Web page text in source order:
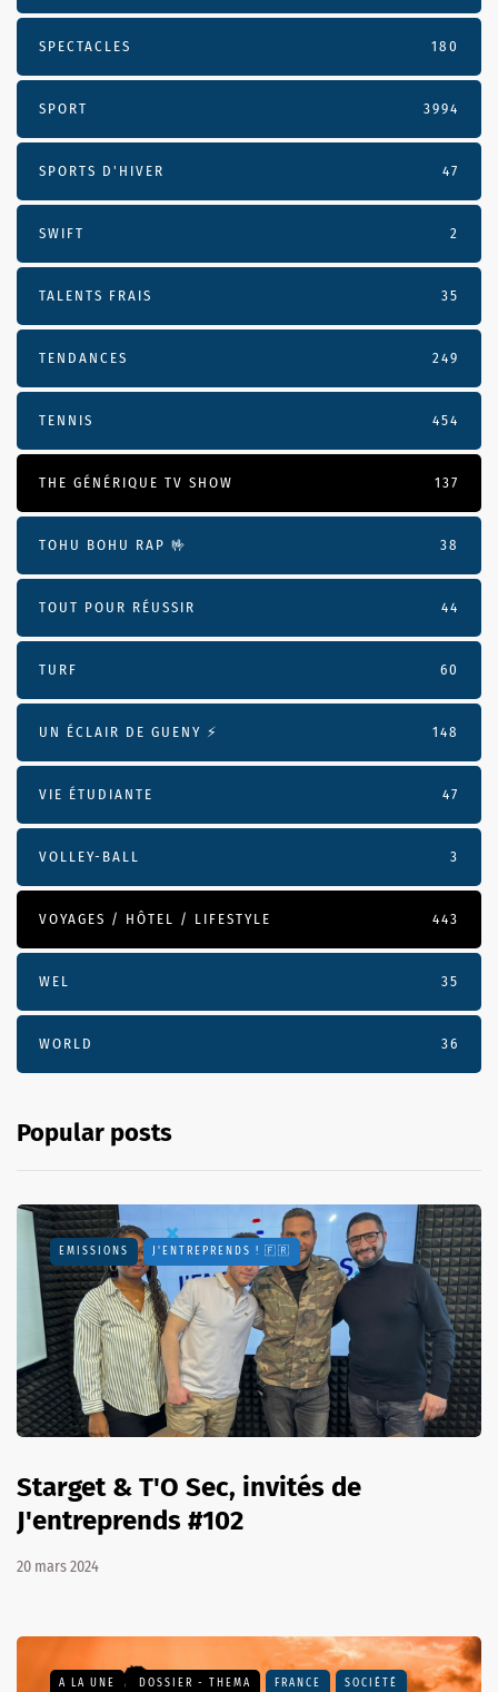
SPECTACLES 180
SPORT 3994
SPORTS D'HIVER 47
SWIFT 2
TALENTS FRAIS 35
TENDANCES 249
TENNIS 454
THE GÉNÉRIQUE TV SHOW 137
TOHU BOHU RAP 🤟 38
TOUT POUR RÉUSSIR 44
TURF 60
UN ÉCLAIR DE GUENY ⚡️ 148
VIE ÉTUDIANTE 47
VOLLEY-BALL 3
VOYAGES / HÔTEL / LIFESTYLE 443
WEL 35
WORLD 36
Popular posts
EMISSIONS J'ENTREPRENDS ! 🇫🇷
Starget & T'O Sec, invités de
J'entreprends #102
20 mars 2024
A LA UNE DOSSIER - THEMA FRANCE SOCIÉTÉ